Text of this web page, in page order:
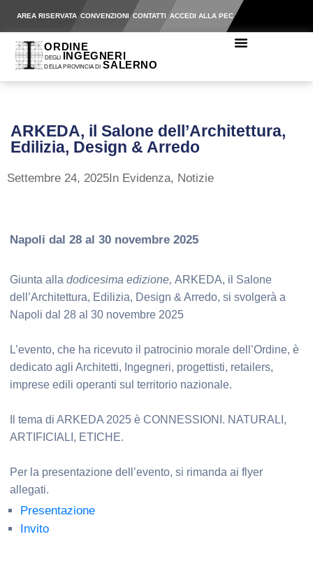
AREA RISERVATA CONVENZIONI CONTATTI ACCEDI ALLA PEC
ARKEDA, il Salone dell’Architettura,
Edilizia, Design & Arredo
Settembre 24, 2025In Evidenza, Notizie
Napoli dal 28 al 30 novembre 2025
Giunta alla dodicesima edizione, ARKEDA, il Salone
dell’Architettura, Edilizia, Design & Arredo, si svolgerà a
Napoli dal 28 al 30 novembre 2025
L’evento, che ha ricevuto il patrocinio morale dell’Ordine, è
dedicato agli Architetti, Ingegneri, progettisti, retailers,
imprese edili operanti sul territorio nazionale.
Il tema di ARKEDA 2025 è CONNESSIONI. NATURALI,
ARTIFICIALI, ETICHE.
Per la presentazione dell’evento, si rimanda ai flyer
allegati.
Presentazione
Invito